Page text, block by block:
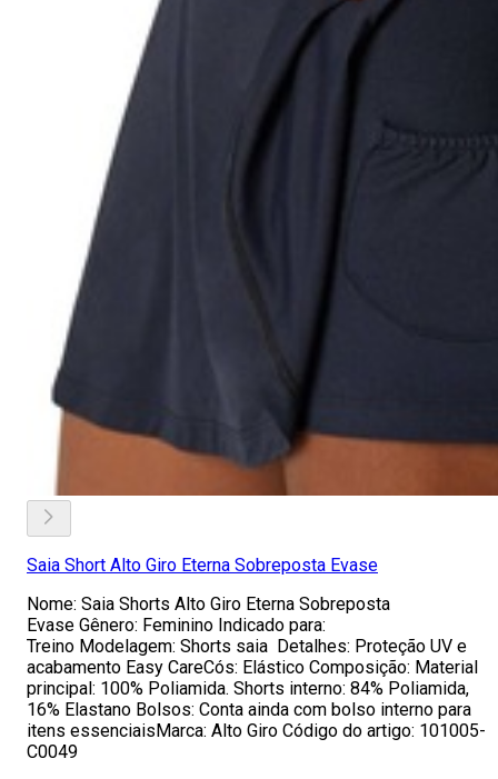
Saia Short Alto Giro Eterna Sobreposta Evase
Nome: Saia Shorts Alto Giro Eterna Sobreposta
Evase Gênero: Feminino Indicado para:
Treino Modelagem: Shorts saia Detalhes: Proteção UV e
acabamento Easy CareCós: Elástico Composição: Material
principal: 100% Poliamida. Shorts interno: 84% Poliamida,
16% Elastano Bolsos: Conta ainda com bolso interno para
itens essenciaisMarca: Alto Giro Código do artigo: 101005-
C0049